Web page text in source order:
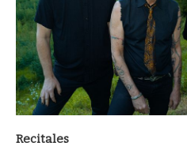
Recitales